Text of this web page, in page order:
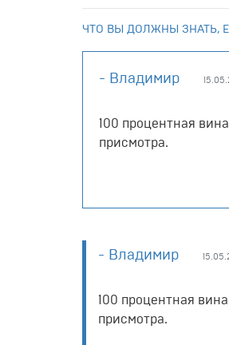
ЧТО ВЫ ДОЛЖНЫ ЗНАТЬ,
- Владимир
100 процентная
присмотра.
- Владимир
100 процентная
присмотра.